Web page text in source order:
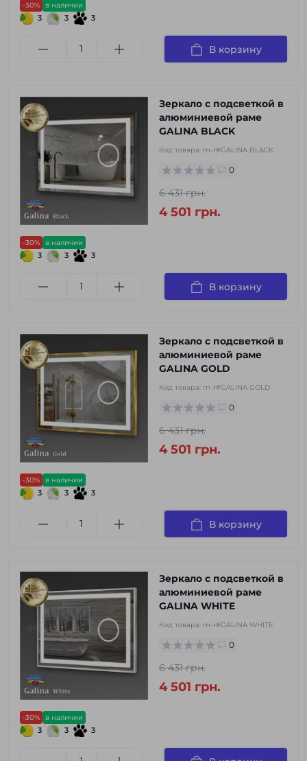
-30% в наличии
3 3 3
В корзину
-30% в наличии
3 3 3
Зеркало с подсветкой в
алюминиевой раме
GALINA BLACK
Код товара: m-r#GALINA BLACK
0
6 431 грн.
4 501 грн.
В корзину
-30% в наличии
3 3 3
Зеркало с подсветкой в
алюминиевой раме
GALINA GOLD
Код товара: m-r#GALINA GOLD
0
6 431 грн.
4 501 грн.
В корзину
-30% в наличии
3 3 3
Зеркало с подсветкой в
алюминиевой раме
GALINA WHITE
Код товара: m-r#GALINA WHITE
0
6 431 грн.
4 501 грн.